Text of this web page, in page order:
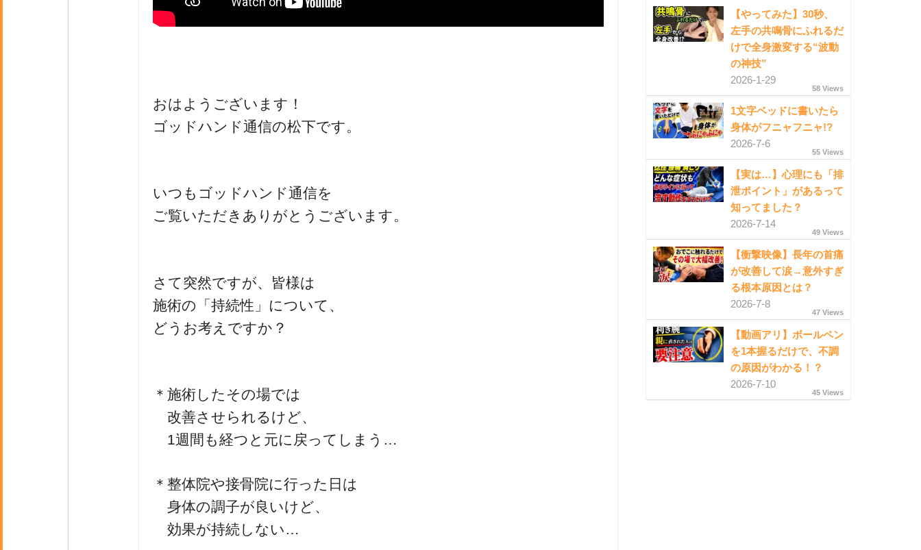
無料映像＆ご案内ページ
おはようございます！
ゴッドハンド通信の松下です。
いつもゴッドハンド通信を
ご覧いただきありがとうございます。
さて突然ですが、皆様は
施術の「持続性」について、
どうお考えですか？
＊施術したその場では
改善させられるけど、
1週間も経つと元に戻ってしまう…
＊整体院や接骨院に行った日は
身体の調子が良いけど、
効果が持続しない…
【やってみた】30秒、
左手の共鳴骨にふれるだ
けで全身激変する“波動
の神技”
2026-1-29
58 Views
1文字ベッドに書いたら
身体がフニャフニャ!?
2026-7-6
55 Views
【実は…】心理にも「排
泄ポイント」があるって
知ってました？
2026-7-14
49 Views
【衝撃映像】長年の首痛
が改善して涙→意外すぎ
る根本原因とは？
2026-7-8
47 Views
【動画アリ】ボールペン
を1本握るだけで、不調
の原因がわかる！？
2026-7-10
45 Views